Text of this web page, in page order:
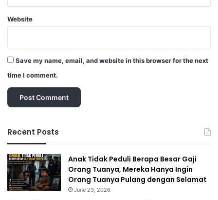
Website
Save my name, email, and website in this browser for the next
time I comment.
Recent Posts
Anak Tidak Peduli Berapa Besar Gaji
Orang Tuanya, Mereka Hanya Ingin
Orang Tuanya Pulang dengan Selamat
June 29, 2026